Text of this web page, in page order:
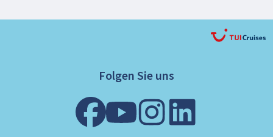
Folgen Sie uns